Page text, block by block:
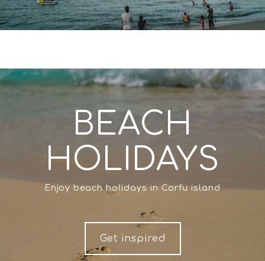
BEACH
HOLIDAYS
Enjoy beach holidays in Corfu island
Get inspired